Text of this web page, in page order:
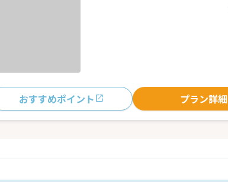
おすすめポイント プラン詳細